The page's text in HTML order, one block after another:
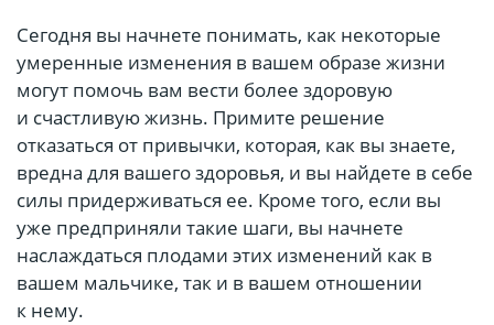
Сегодня вы начнете понимать, как некоторые
умеренные изменения в вашем образе жизни
могут помочь вам вести более здоровую
и счастливую жизнь. Примите решение
отказаться от привычки, которая, как вы знаете,
вредна для вашего здоровья, и вы найдете в себе
силы придерживаться ее. Кроме того, если вы
уже предприняли такие шаги, вы начнете
наслаждаться плодами этих изменений как в
вашем мальчике, так и в вашем отношении
к нему.